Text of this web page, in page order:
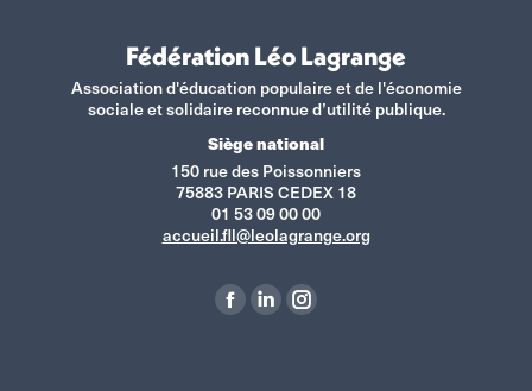
Fédération Léo Lagrange
Association d'éducation populaire et de l'économie
sociale et solidaire reconnue d’utilité publique.
Siège national
150 rue des Poissonniers
75883 PARIS CEDEX 18
01 53 09 00 00
accueil.fll@leolagrange.org
La
La
La